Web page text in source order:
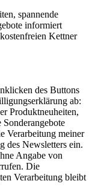
spannende
informiert
Kettner
des Buttons
ab:
Produktneuheiten,
Verarbeitung meiner
des Newsletters ein.
Angabe von
Die
Verarbeitung bleibt